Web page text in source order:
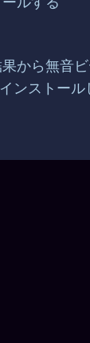
から無音
ンストール